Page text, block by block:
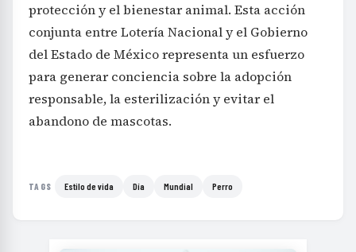
protección y el bienestar animal. Esta acción
conjunta entre Lotería Nacional y el Gobierno
del Estado de México representa un esfuerzo
para generar conciencia sobre la adopción
responsable, la esterilización y evitar el
abandono de mascotas.
TAGS Estilo de vida Día Mundial Perro